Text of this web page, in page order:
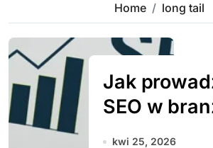
Home long tail
Jak
SEO w
modowej
kwi 25, 2026